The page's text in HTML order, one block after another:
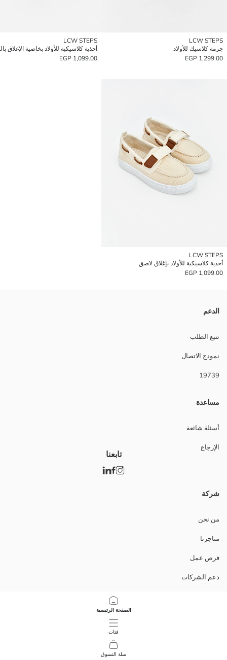
الصفحة الرئيسية
فئات
سلة التسوق
LCW STEPS
جزمة كلاسيك للأولاد
1,299.00 EGP
LCW STEPS
1,099.00 EGP
LCW STEPS
أحذية كلاسيكية للأولاد بإغلاق لاصق
1,099.00 EGP
الدعم
تتبع الطلب
نموذج الاتصال
19739
مساعدة
أسئلة شائعة
الإرجاع
شركة
من نحن
متاجرنا
فرص عمل
دعم الشركات
تابعنا